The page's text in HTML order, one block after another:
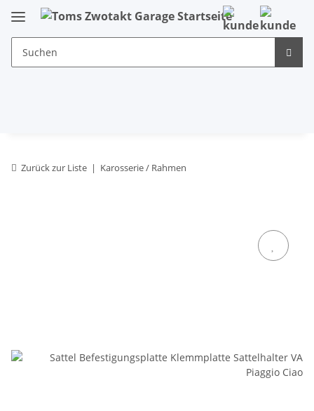
Zurück zur Liste Karosserie / Rahmen